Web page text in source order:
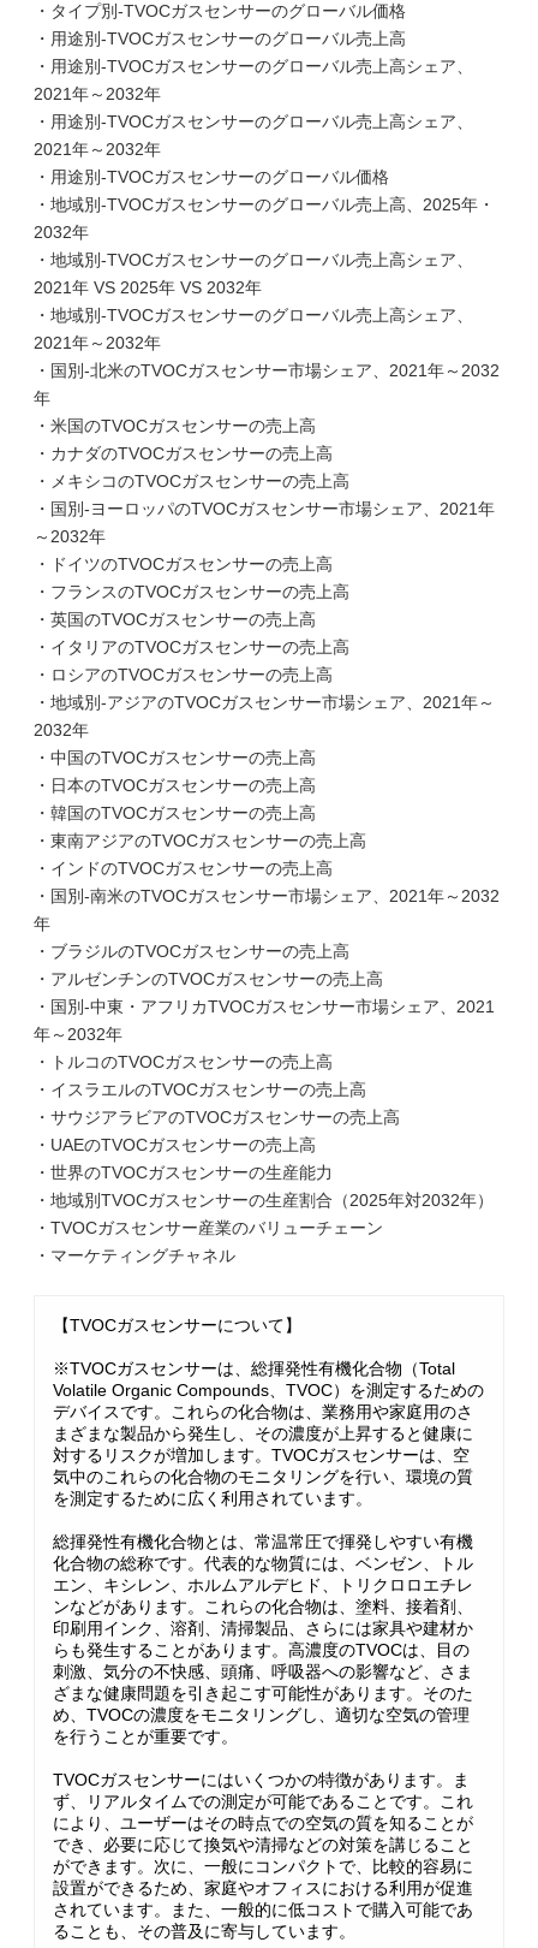
・タイプ別-TVOCガスセンサーのグローバル価格
・用途別-TVOCガスセンサーのグローバル売上高
・用途別-TVOCガスセンサーのグローバル売上高シェア、
2021年～2032年
・用途別-TVOCガスセンサーのグローバル売上高シェア、
2021年～2032年
・用途別-TVOCガスセンサーのグローバル価格
・地域別-TVOCガスセンサーのグローバル売上高、2025年・
2032年
・地域別-TVOCガスセンサーのグローバル売上高シェア、
2021年 VS 2025年 VS 2032年
・地域別-TVOCガスセンサーのグローバル売上高シェア、
2021年～2032年
・国別-北米のTVOCガスセンサー市場シェア、2021年～2032
年
・米国のTVOCガスセンサーの売上高
・カナダのTVOCガスセンサーの売上高
・メキシコのTVOCガスセンサーの売上高
・国別-ヨーロッパのTVOCガスセンサー市場シェア、2021年
～2032年
・ドイツのTVOCガスセンサーの売上高
・フランスのTVOCガスセンサーの売上高
・英国のTVOCガスセンサーの売上高
・イタリアのTVOCガスセンサーの売上高
・ロシアのTVOCガスセンサーの売上高
・地域別-アジアのTVOCガスセンサー市場シェア、2021年～
2032年
・中国のTVOCガスセンサーの売上高
・日本のTVOCガスセンサーの売上高
・韓国のTVOCガスセンサーの売上高
・東南アジアのTVOCガスセンサーの売上高
・インドのTVOCガスセンサーの売上高
・国別-南米のTVOCガスセンサー市場シェア、2021年～2032
年
・ブラジルのTVOCガスセンサーの売上高
・アルゼンチンのTVOCガスセンサーの売上高
・国別-中東・アフリカTVOCガスセンサー市場シェア、2021
年～2032年
・トルコのTVOCガスセンサーの売上高
・イスラエルのTVOCガスセンサーの売上高
・サウジアラビアのTVOCガスセンサーの売上高
・UAEのTVOCガスセンサーの売上高
・世界のTVOCガスセンサーの生産能力
・地域別TVOCガスセンサーの生産割合（2025年対2032年）
・TVOCガスセンサー産業のバリューチェーン
・マーケティングチャネル
【TVOCガスセンサーについて】
※TVOCガスセンサーは、総揮発性有機化合物（Total
Volatile Organic Compounds、TVOC）を測定するための
デバイスです。これらの化合物は、業務用や家庭用のさ
まざまな製品から発生し、その濃度が上昇すると健康に
対するリスクが増加します。TVOCガスセンサーは、空
気中のこれらの化合物のモニタリングを行い、環境の質
を測定するために広く利用されています。
総揮発性有機化合物とは、常温常圧で揮発しやすい有機
化合物の総称です。代表的な物質には、ベンゼン、トル
エン、キシレン、ホルムアルデヒド、トリクロロエチレ
ンなどがあります。これらの化合物は、塗料、接着剤、
印刷用インク、溶剤、清掃製品、さらには家具や建材か
らも発生することがあります。高濃度のTVOCは、目の
刺激、気分の不快感、頭痛、呼吸器への影響など、さま
ざまな健康問題を引き起こす可能性があります。そのた
め、TVOCの濃度をモニタリングし、適切な空気の管理
を行うことが重要です。
TVOCガスセンサーにはいくつかの特徴があります。ま
ず、リアルタイムでの測定が可能であることです。これ
により、ユーザーはその時点での空気の質を知ることが
でき、必要に応じて換気や清掃などの対策を講じること
ができます。次に、一般にコンパクトで、比較的容易に
設置ができるため、家庭やオフィスにおける利用が促進
されています。また、一般的に低コストで購入可能であ
ることも、その普及に寄与しています。